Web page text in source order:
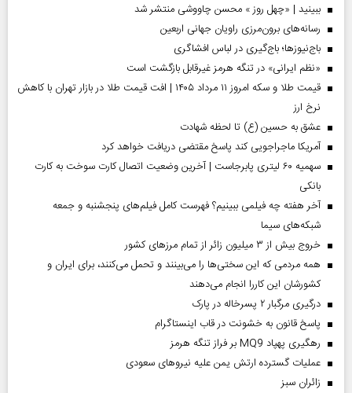
ببینید | «چهل روز » محسن چاووشی منتشر شد
رسانه‌های برون‌مرزی راویان جهانی اربعین
باج‌نیوزها؛ باج‌گیری در لباس افشاگری
«نظم ایرانی» در تنگه هرمز غیرقابل بازگشت است
قیمت طلا و سکه امروز ۱۱ مرداد ۱۴۰۵ | افت قیمت طلا در بازار تهران با کاهش
نرخ ارز
عشق به حسین (ع) تا لحظه شهادت
آمریکا ماجراجویی کند پاسخ مقتضی دریافت خواهد کرد
سهمیه ۶۰ لیتری پابرجاست | آخرین وضعیت اتصال کارت سوخت به کارت
بانکی
آخر هفته چه فیلمی ببینیم؟ فهرست کامل فیلم‌های پنجشنبه و جمعه
شبکه‌های سیما
خروج بیش از ۳ میلیون زائر از تمام مرز‌های کشور
همه مردمی که این سختی‌ها را می‌بینند و تحمل می‌کنند، برای ایران و
کشورشان این کاررا انجام می‌دهند
درگیری مرگبار ۲ پسرخاله در پارک
پاسخ قانون به خشونت در قاب اینستاگرام
رهگیری پهپاد MQ9 بر فراز تنگه هرمز
عملیات گسترده ارتش یمن علیه نیروهای سعودی
‌زائران سبز